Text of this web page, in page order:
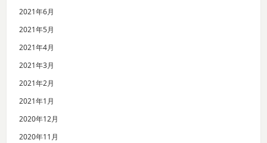
2021年6月
2021年5月
2021年4月
2021年3月
2021年2月
2021年1月
2020年12月
2020年11月